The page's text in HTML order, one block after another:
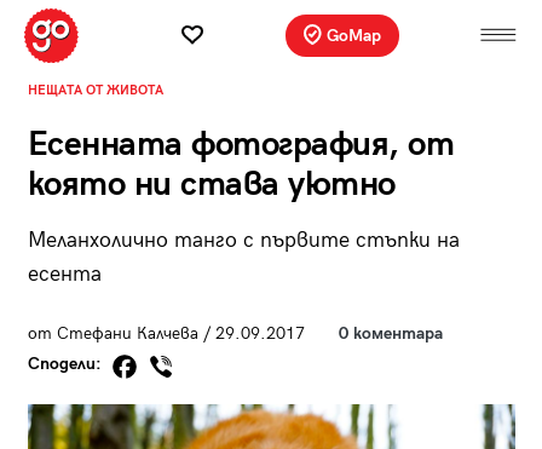
GoMap
НЕЩАТА ОТ ЖИВОТА
Есенната фотография, от
която ни става уютно
Меланхолично танго с първите стъпки на
есента
от Стефани Калчева / 29.09.2017
0 коментара
Сподели: